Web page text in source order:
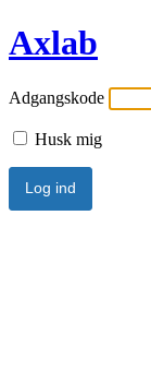
Axlab
Adgangskode
Husk mig